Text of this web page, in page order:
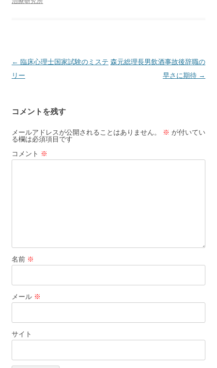
投
稿
ゲ
ー
シ
ョ
← 臨床心理士国家試験のミステ
リー
森元総理長男飲酒事故後辞職の
早さに期待 →
コメントを残す
メールアドレスが公開されることはありません。 ※ が付いてい
る欄は必須項目です
コメント ※
名前 ※
メール ※
サイト